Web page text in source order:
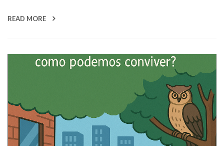
READ MORE